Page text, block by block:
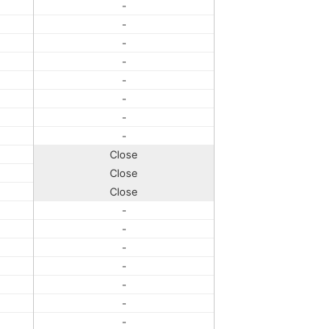
-
-
-
-
-
-
-
-
Close
Close
Close
-
-
-
-
-
-
-